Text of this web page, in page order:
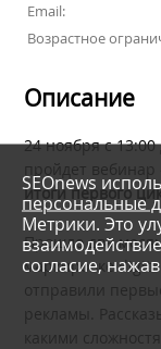
Email:
Возрастное
Описание
24 ноября с
пройдет вебинар «
итоги первого
Прошло два
маркировке
отправили
рекламы.
какими
SEOnews
персональные
Метрики. Это
согласие,